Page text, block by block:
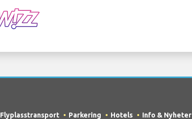
Flyplasstransport Parkering Hotels Info & Nyheter